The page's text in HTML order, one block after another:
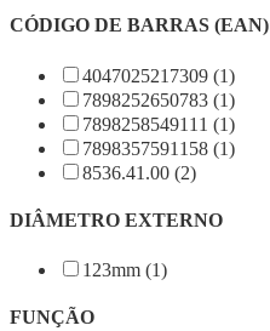
CÓDIGO DE BARRAS (EAN)
4047025217309 (1)
7898252650783 (1)
7898258549111 (1)
7898357591158 (1)
8536.41.00 (2)
DIÂMETRO EXTERNO
123mm (1)
FUNÇÃO